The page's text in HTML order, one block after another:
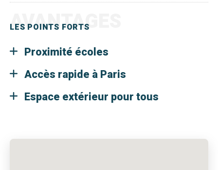
LES POINTS FORTS
AVANTAGES
Proximité écoles
Accès rapide à Paris
Espace extérieur pour tous